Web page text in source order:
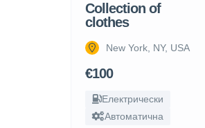
Collection of
clothes
New York, NY, USA
€100
Електрически
Автоматична